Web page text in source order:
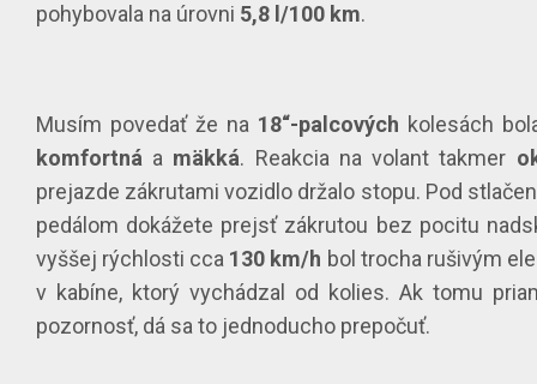
pohybovala na úrovni 5,8 l/100 km.
Musím povedať že na 18“-palcových kolesách
komfortná a mäkká. Reakcia na volant takmer
prejazde zákrutami vozidlo držalo stopu. Pod
pedálom dokážete prejsť zákrutou bez pocitu
vyššej rýchlosti cca 130 km/h bol trocha rušivým
v kabíne, ktorý vychádzal od kolies. Ak tomu
pozornosť, dá sa to jednoducho prepočuť.